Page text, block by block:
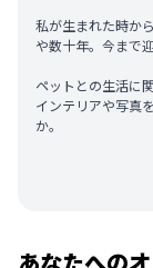
私が生まれた時か
や数十年。今まで
ペットとの生活に
インテリアや写真
か。